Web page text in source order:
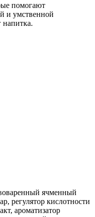
помогают
и умственной
напитка.
ячменный
регулятор кислотности
ароматизатор